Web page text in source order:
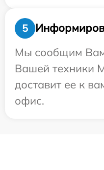
5
Мы сообщим Вам
Вашей техники
доставит ее к
офис.